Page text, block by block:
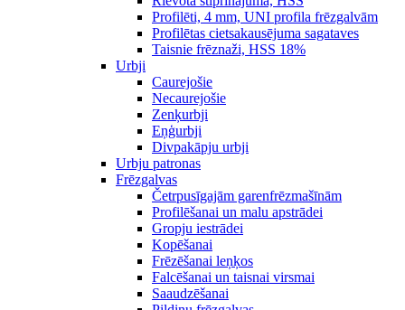
Profilēti, 4 mm, UNI profila frēzgalvām
Profilētas cietsakausējuma sagataves
Taisnie frēznaži, HSS 18%
Urbji
Caurejošie
Necaurejošie
Zenķurbji
Eņģurbji
Divpakāpju urbji
Urbju patronas
Frēzgalvas
Četrpusīgajām garenfrēzmašīnām
Profilēšanai un malu apstrādei
Gropju iestrādei
Kopēšanai
Frēzēšanai leņķos
Falcēšanai un taisnai virsmai
Saaudzēšanai